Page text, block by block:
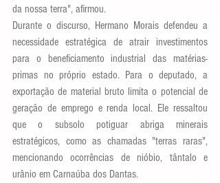
da nossa terra", afirmou.
Durante o discurso, Hermano Morais defendeu a
necessidade estratégica de atrair investimentos
para o beneficiamento industrial das matérias-
primas no próprio estado. Para o deputado, a
exportação de material bruto limita o potencial de
geração de emprego e renda local. Ele ressaltou
que o subsolo potiguar abriga minerais
estratégicos, como as chamadas "terras raras",
mencionando ocorrências de nióbio, tântalo e
urânio em Carnaúba dos Dantas.